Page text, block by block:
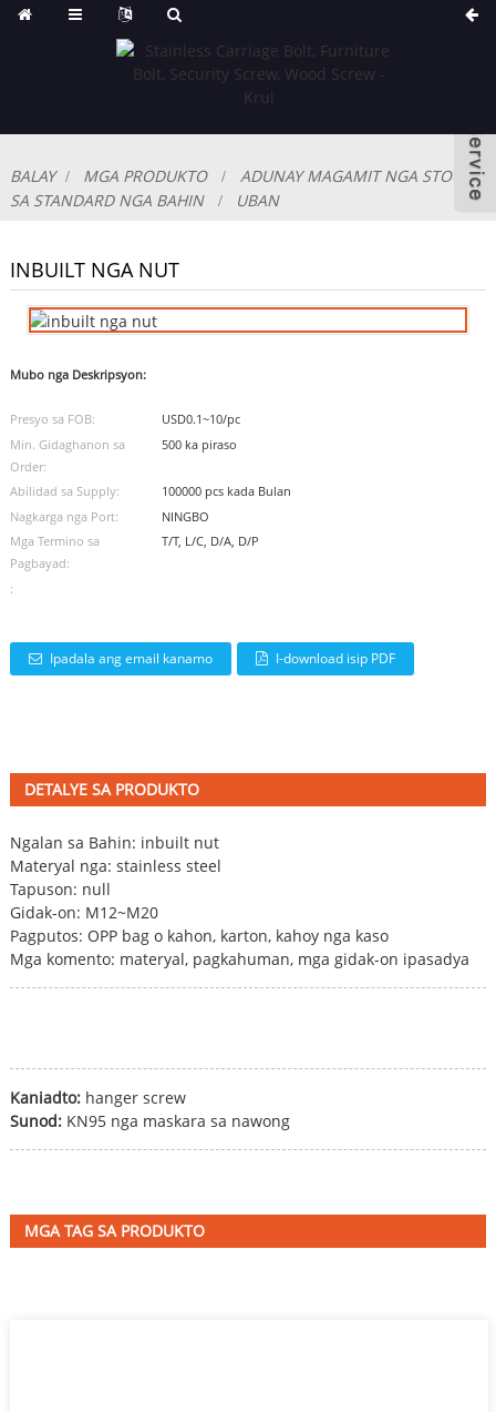
BALAY MGA PRODUKTO
ADUNAY MAGAMIT NGA STOCK
SA STANDARD NGA BAHIN
UBAN
INBUILT NGA NUT
Mubo nga Deskripsyon:
Presyo sa FOB:
USD0.1~10/pc
Min. Gidaghanon sa
Order:
500 ka piraso
Abilidad sa Supply:
100000 pcs kada Bulan
Nagkarga nga Port:
NINGBO
Mga Termino sa
Pagbayad:
T/T, L/C, D/A, D/P
:
Ipadala ang email kanamo I-download isip PDF
DETALYE SA PRODUKTO
Ngalan sa Bahin: inbuilt nut
Materyal nga: stainless steel
Tapuson: null
Gidak-on: M12~M20
Pagputos: OPP bag o kahon, karton, kahoy nga kaso
Mga komento: materyal, pagkahuman, mga gidak-on ipasadya
Kaniadto: hanger screw
Sunod: KN95 nga maskara sa nawong
MGA TAG SA PRODUKTO